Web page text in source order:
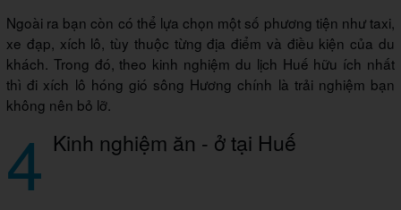
Ngoài ra bạn còn có thể lựa chọn một số phương tiện như taxi,
xe đạp, xích lô, tùy thuộc từng địa điểm và điều kiện của du
khách. Trong đó, theo kinh nghiệm du lịch Huế hữu ích nhất
thì đi xích lô hóng gió sông Hương chính là trải nghiệm bạn
không nên bỏ lỡ.
4 Kinh nghiệm ăn - ở tại Huế